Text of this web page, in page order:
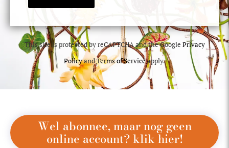
This site is protected by reCAPTCHA and the Google Privacy
PolicyandTerms of Serviceapply.
Wel abonnee, maar nog geen
online account? klik hier!